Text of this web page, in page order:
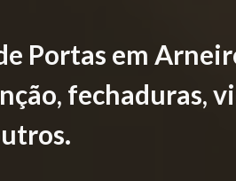
Portas em
fechaduras,